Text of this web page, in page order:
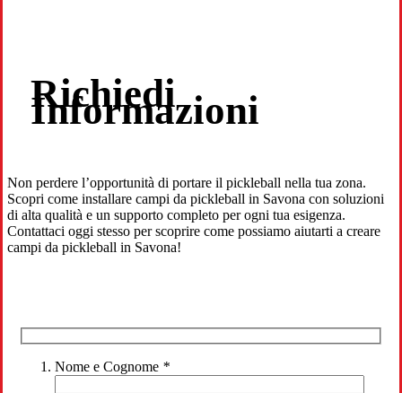
Richiedi
Informazioni
Non perdere l’opportunità di portare il pickleball nella tua zona.
Scopri come installare campi da pickleball in Savona con soluzioni
di alta qualità e un supporto completo per ogni tua esigenza.
Contattaci oggi stesso per scoprire come possiamo aiutarti a creare
campi da pickleball in Savona!
Nome e Cognome *